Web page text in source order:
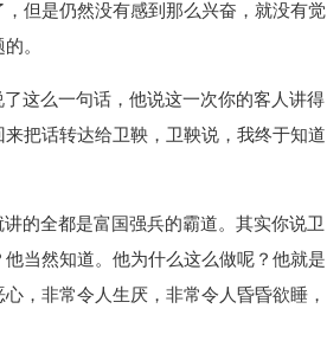
但是仍然没有感到那么兴奋，就没有觉
。
这么一句话，他说这一次你的客人讲得
把话转达给卫鞅，卫鞅说，我终于知道
的全都是富国强兵的霸道。其实你说卫
当然知道。他为什么这么做呢？他就是
，非常令人生厌，非常令人昏昏欲睡，